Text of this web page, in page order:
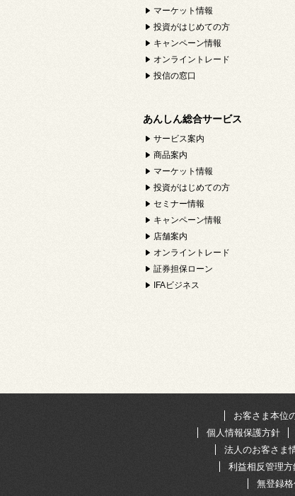
マーケット情報
投資がはじめての方
キャンペーン情報
オンライントレード
投信の窓口
あんしん総合サービス
サービス案内
商品案内
マーケット情報
投資がはじめての方
セミナー情報
キャンペーン情報
店舗案内
オンライントレード
証券担保ローン
IFAビジネス
お客さま本位
個人情報保護方針
法人のお客さま
利益相反管理
無登録